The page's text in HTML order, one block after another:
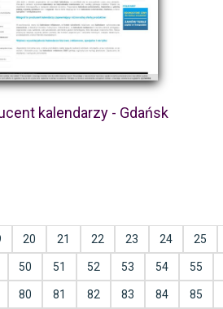
kalendarzy - Gdańsk
20 21 22 23 24 25
50 51 52 53 54 55
80 81 82 83 84 85